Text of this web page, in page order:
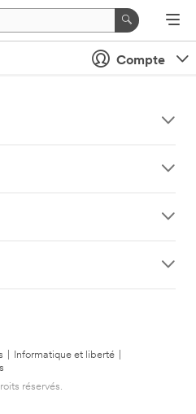
Compte
Informatique et liberté
réservés.